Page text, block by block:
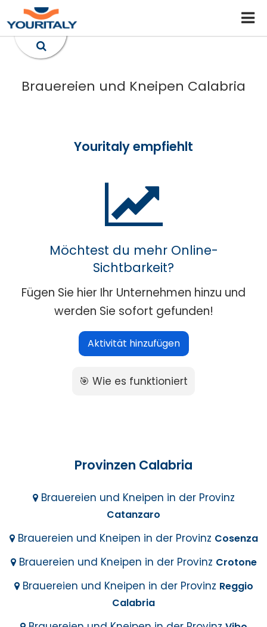
Brauereien und Kneipen Calabria
Youritaly empfiehlt
Möchtest du mehr Online-
Sichtbarkeit?
Fügen Sie hier Ihr Unternehmen hinzu und
werden Sie sofort gefunden!
Aktivität hinzufügen
🎯 Wie es funktioniert
Provinzen Calabria
Brauereien und Kneipen in der Provinz
Catanzaro
Brauereien und Kneipen in der Provinz Cosenza
Brauereien und Kneipen in der Provinz Crotone
Brauereien und Kneipen in der Provinz Reggio
Calabria